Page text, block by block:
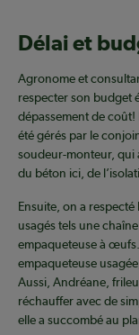
Délai et
Agronome et
respecter son budget
dépassement de coût!
été gérés par le
soudeur-monteur, qui
du béton ici, de
Ensuite, on a
usagés tels une
empaqueteuse à
empaqueteuse
Aussi, Andréane,
réchauffer avec de
elle a succombé au